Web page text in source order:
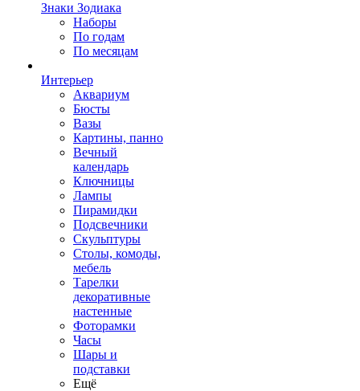
Знаки Зодиака
Наборы
По годам
По месяцам
Интерьер
Аквариум
Бюсты
Вазы
Картины, панно
Вечный
календарь
Ключницы
Лампы
Пирамидки
Подсвечники
Скульптуры
Столы, комоды,
мебель
Тарелки
декоративные
настенные
Фоторамки
Часы
Шары и
подставки
Ещё